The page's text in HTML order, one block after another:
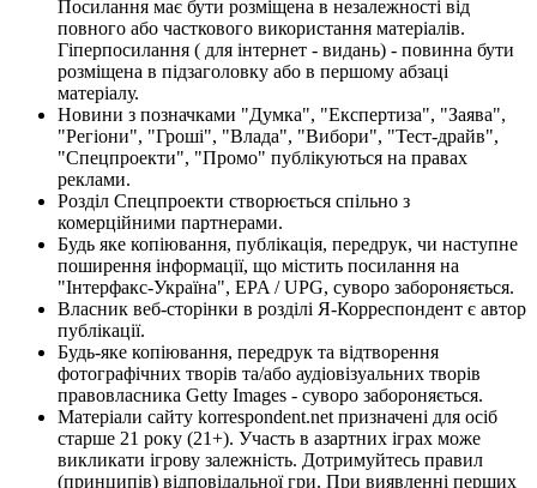
Посилання має бути розміщена в незалежності від
повного або часткового використання матеріалів.
Гіперпосилання ( для інтернет - видань) - повинна бути
розміщена в підзаголовку або в першому абзаці
матеріалу.
Новини з позначками "Думка", "Експертиза", "Заява",
"Регіони", "Гроші", "Влада", "Вибори", "Тест-драйв",
"Спецпроекти", "Промо" публікуються на правах
реклами.
Розділ Спецпроекти створюється спільно з
комерційними партнерами.
Будь яке копіювання, публікація, передрук, чи наступне
поширення інформації, що містить посилання на
"Інтерфакс-Україна", EPA / UPG, суворо забороняється.
Власник веб-сторінки в розділі Я-Корреспондент є автор
публікації.
Будь-яке копіювання, передрук та відтворення
фотографічних творів та/або аудіовізуальних творів
правовласника Getty Images - суворо забороняється.
Матеріали сайту korrespondent.net призначені для осіб
старше 21 року (21+). Участь в азартних іграх може
викликати ігрову залежність. Дотримуйтесь правил
(принципів) відповідальної гри. При виявленні перших